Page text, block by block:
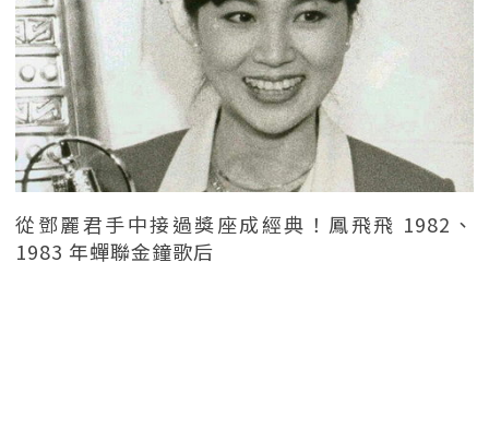
從鄧麗君手中接過獎座成經典！鳳飛飛 1982、
1983 年蟬聯金鐘歌后